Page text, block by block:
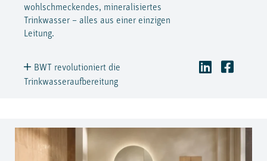
wohlschmeckendes, mineralisiertes
Trinkwasser – alles aus einer einzigen
Leitung.
BWT revolutioniert die
Trinkwasseraufbereitung